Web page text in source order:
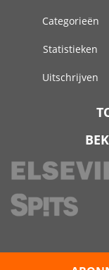
Categorieën
Statistieken
Uitschrijven